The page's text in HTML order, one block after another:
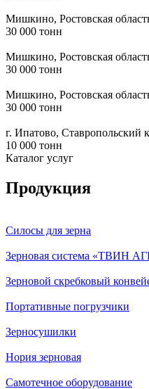
Мишкино, Ростовская
30 000 тонн
Мишкино, Ростовская
30 000 тонн
Мишкино, Ростовская
30 000 тонн
г. Ипатово, Ставропольский
10 000 тонн
Каталог услуг
Продукция
Силосы для зерна
Зерновая система «ТВИН
Зерновой скребковый
Портативные погрузчики
Зерносушилки
Нория зерновая
Самотечное оборудование